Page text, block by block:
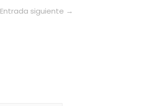
Entrada siguiente →